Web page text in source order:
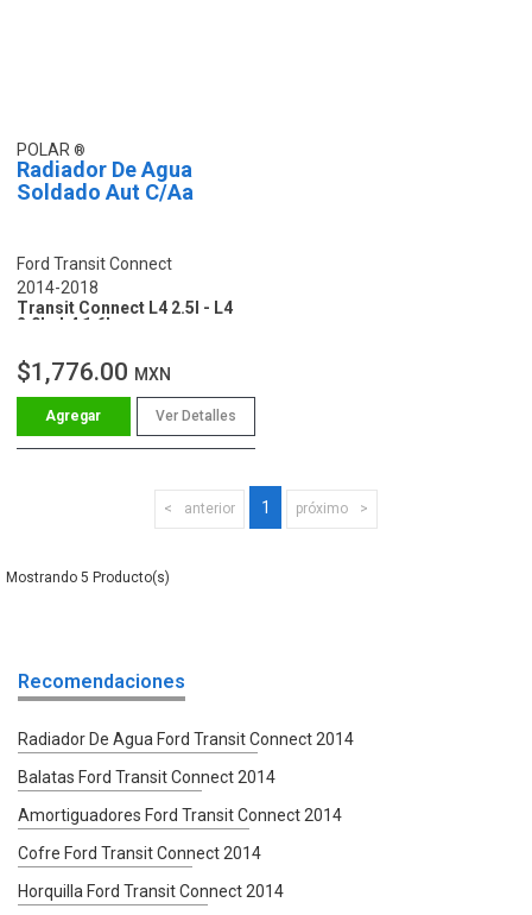
POLAR
Radiador De Agua
Soldado Aut C/Aa
Ford Transit Connect
2014-2018
Transit Connect L4 2.5l - L4
2.0l - L4 1.6l
$1,776.00 MXN
Ver Detalles
anterior 1 próximo
5
Recomendaciones
Radiador De Agua Ford Transit Connect 2014
Balatas Ford Transit Connect 2014
Amortiguadores Ford Transit Connect 2014
Cofre Ford Transit Connect 2014
Horquilla Ford Transit Connect 2014